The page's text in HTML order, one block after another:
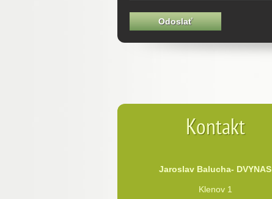
Kontakt
Jaroslav Balucha- DVYNAS
Klenov 1